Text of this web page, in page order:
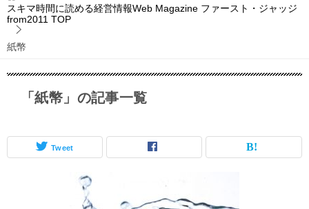
スキマ時間に読める経営情報Web Magazine ファースト・ジャッジ
from2011 TOP
紙幣
「紙幣」の記事一覧
Tweet